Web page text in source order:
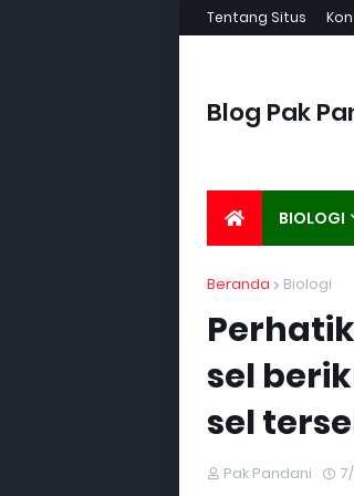
Tentang Situs
Blog Pak
BIOLOGI
Beranda Biologi
sel
sel
Pak Pandani